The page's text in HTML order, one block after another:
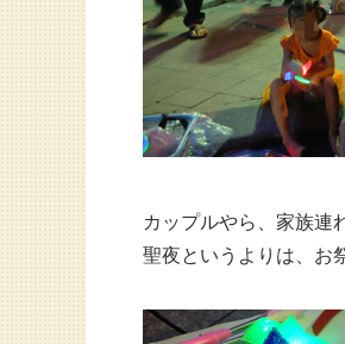
カップルやら、家族連
聖夜というよりは、お